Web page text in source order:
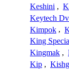
Keshini ,
Keytech
Kimpok ,
King
Kingmak ,
Kip ,